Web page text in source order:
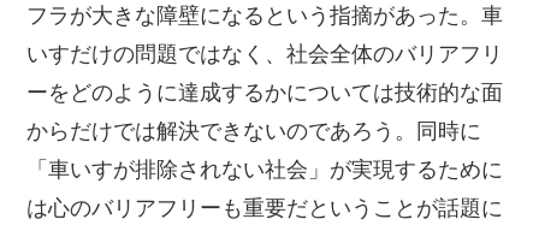
フラが大きな障壁になるという指摘があった。車
いすだけの問題ではなく、社会全体のバリアフリ
ーをどのように達成するかについては技術的な面
からだけでは解決できないのであろう。同時に
「車いすが排除されない社会」が実現するために
は心のバリアフリーも重要だということが話題に